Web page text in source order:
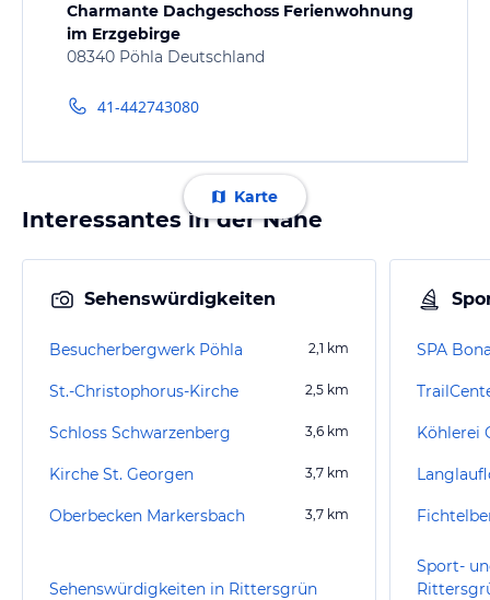
Charmante Dachgeschoss Ferienwohnung
im Erzgebirge
08340 Pöhla Deutschland
41-442743080
Karte
Interessantes in der Nähe
Sehenswürdigkeiten
Besucherbergwerk Pöhla 2,1 km
St.-Christophorus-Kirche 2,5 km
Schloss Schwarzenberg 3,6 km
Kirche St. Georgen 3,7 km
Oberbecken Markersbach 3,7 km
Sehenswürdigkeiten in Rittersgrün
SPA
Köhlerei
Sport-